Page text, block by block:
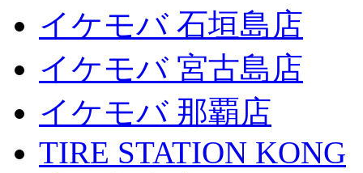
イケモバ 石垣島店
イケモバ 宮古島店
イケモバ 那覇店
TIRE STATION KONG